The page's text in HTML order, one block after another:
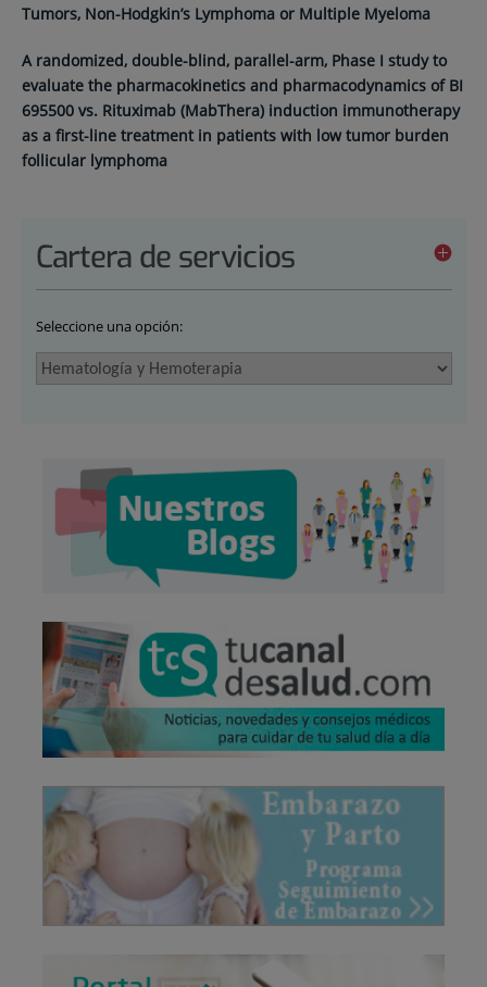
Tumors, Non-Hodgkin’s Lymphoma or Multiple Myeloma
A randomized, double-blind, parallel-arm, Phase I study to
evaluate the pharmacokinetics and pharmacodynamics of BI
695500 vs. Rituximab (MabThera) induction immunotherapy
as a first-line treatment in patients with low tumor burden
follicular lymphoma
Cartera de servicios
Seleccione una opción: